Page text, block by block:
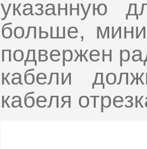
указанную
больше,
подвержен
кабели
кабеля